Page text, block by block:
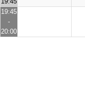
19:45
-
20:00